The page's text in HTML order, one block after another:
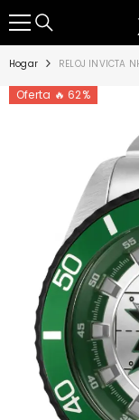
Hogar RELOJ INVICTA
Oferta 🔥 62%